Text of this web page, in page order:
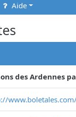
Aide
des Ardennes